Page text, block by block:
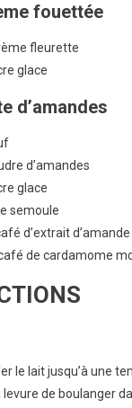
fouettée
fleurette
glace
d’amandes
d’amandes
glace
semoule
d’extrait
de cardamome
le lait jusqu’à une
levure de boulanger